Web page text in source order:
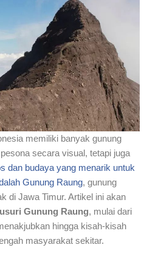
memiliki banyak gunung
secara visual, tetapi juga
dan budaya yang menarik untuk
Gunung Raung, gunung
di Jawa Timur. Artikel ini akan
Gunung Raung, mulai dari
hingga kisah-kisah
masyarakat sekitar.